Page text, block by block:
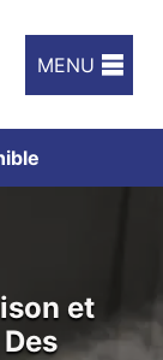
MENU
et